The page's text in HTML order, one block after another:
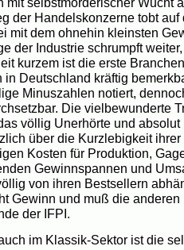
der Handelskonzerne tobt
mit dem ohnehin kleinsten
der Industrie schrumpft
kurzem ist die erste
in Deutschland kräftig
Minuszahlen notiert,
Die vielbewunderte
völlig Unerhörte und
über die Kurzlebigkeit
Kosten für Produktion,
Gewinnspannen und
von ihren Bestsellern
Gewinn und muß die
der IFPI.
im Klassik-Sektor ist die